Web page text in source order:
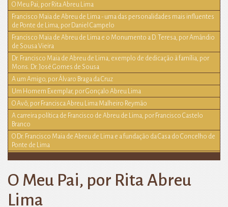
O Meu Pai, por Rita Abreu Lima
Francisco Maia de Abreu de Lima - uma das personalidades mais influentes
de Ponte de Lima, por Daniel Campelo
Francisco Maia de Abreu de Lima e o Monumento a D. Teresa, por Amândio
de Sousa Vieira
Dr. Francisco Maia de Abreu de Lima, exemplo de dedicação à família, por
Mons. Dr. José Gomes de Sousa
A um Amigo, por Álvaro Braga da Cruz
Um Homem Exemplar, por Gonçalo Abreu Lima
O Avô, por Francisca Abreu Lima Malheiro Reymão
A carreira política de Francisco de Abreu de Lima, por Francisco Castelo
Branco
O Dr. Francisco Maia de Abreu de Lima e a fundação da Casa do Concelho de
Ponte de Lima
O Meu Pai, por Rita Abreu
Lima